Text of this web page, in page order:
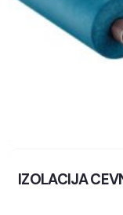
IZOLACIJA